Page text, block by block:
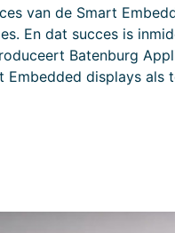
van de Smart
En dat succes is
Batenburg
Embedded displays als